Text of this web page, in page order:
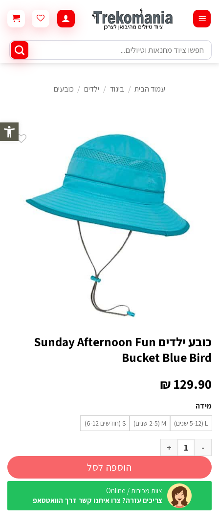
פתח
content
חיפוש
עבור:
עמוד הבית / ביגוד / ילדים / כובעים
כובע ילדים Sunday Afternoon Fun
Bucket Blue Bird
₪129.90
מידה
L (5-12 שנים) M (2-5 שנים) S (חודשים 6-12)
כמות של כובע ילדים Sunday Afternoon Fun Bucket Blue Bird
הוספה לסל
צוות מכירות / Online
צריכים עזרה? צרו איתנו קשר דרך הוואטסאפ